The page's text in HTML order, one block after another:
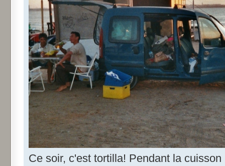
Ce soir, c'est tortilla! Pendant la